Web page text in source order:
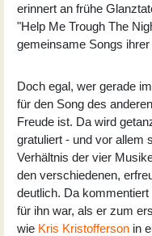
erinnert an frühe
"Help Me Trough The
gemeinsame Songs ihrer
Doch egal, wer gerade
für den Song des
Freude ist. Da wird
gratuliert - und vor allem
Verhältnis der vier
den verschiedenen,
deutlich. Da
für ihn war, als er zum
wie Kris Kristofferson in